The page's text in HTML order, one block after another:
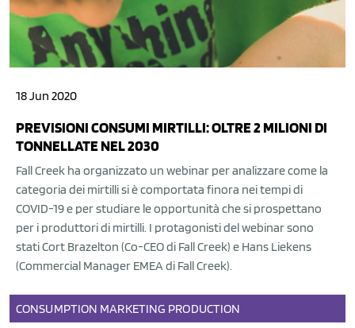
18 Jun 2020
PREVISIONI CONSUMI MIRTILLI: OLTRE 2 MILIONI DI
TONNELLATE NEL 2030
Fall Creek ha organizzato un webinar per analizzare come la
categoria dei mirtilli si è comportata finora nei tempi di
COVID-19 e per studiare le opportunità che si prospettano
per i produttori di mirtilli. I protagonisti del webinar sono
stati Cort Brazelton (Co-CEO di Fall Creek) e Hans Liekens
(Commercial Manager EMEA di Fall Creek).
CONSUMPTION MARKETING PRODUCTION